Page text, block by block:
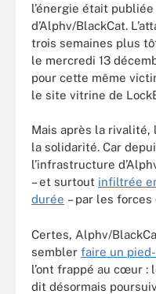
l’énergie était
d’Alphv/BlackCat.
trois semaines plus
le mercredi 13
pour cette même
le site vitrine de
Mais après la rivalité,
la solidarité. Car
l’infrastructure
– et surtout infiltrée
durée – par les forces
Certes, Alphv/
sembler faire un
l’ont frappé au cœur :
dit désormais